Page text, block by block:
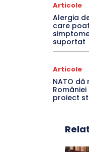
Articole
Alergia
care
suportat
Articole
NATO dă
proiect